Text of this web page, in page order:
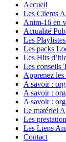
Accueil
Les Clients
Anim-16 en
Actualité
Les
Les packs
Les Hits
Les conseils
Apprenez les
A savoir :
A savoir :
A savoir :
Le matériel
Les
Les Liens
Contact